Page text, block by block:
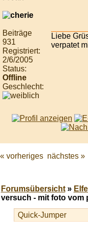
Beiträge
931
Registriert:
2/6/2005
Status:
Offline
Geschlecht:
Liebe
verpatet
« vorheriges nächstes »
Forumsübersicht»
versuch - mit foto vom